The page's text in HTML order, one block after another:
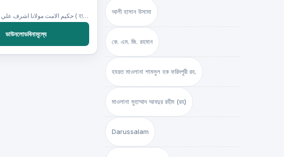
লেখক:حكيم الامت مولانا اشرف علي تهانوي رح ( হাকীমুল উম্মত মাওলানা আশরাফ আলী থানভী রহ.)
ডাউনলোডবিনামূল্যে
আলী হাসান উসামা
কে. এম. জি. রহমান
হযরত মাওলানা শামসুল হক ফরিদপুরী রহ.
মাওলানা মুহাম্মাদ আবদুর রহীম (রহ)
Darussalam